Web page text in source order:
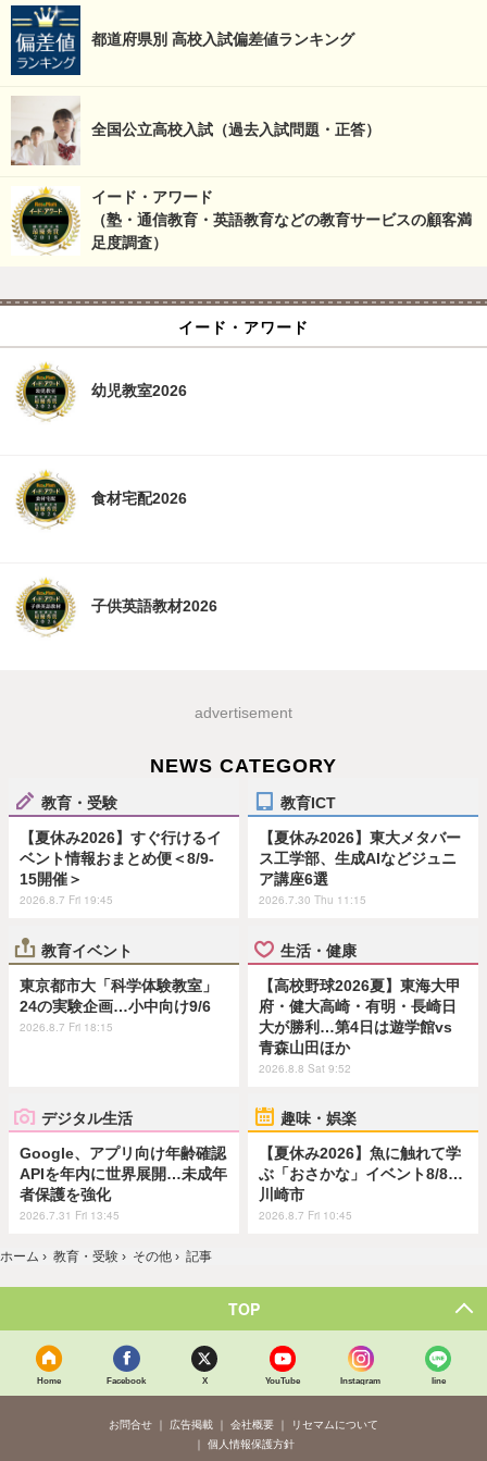
都道府県別 高校入試偏差値ランキング
全国公立高校入試（過去入試問題・正答）
イード・アワード
（塾・通信教育・英語教育などの教育サービスの顧客満
足度調査）
イード・アワード
幼児教室2026
食材宅配2026
子供英語教材2026
advertisement
NEWS CATEGORY
教育・受験
【夏休み2026】すぐ行けるイ
ベント情報おまとめ便＜8/9-
15開催＞
2026.8.7 Fri 19:45
教育ICT
【夏休み2026】東大メタバー
ス工学部、生成AIなどジュニ
ア講座6選
2026.7.30 Thu 11:15
教育イベント
東京都市大「科学体験教室」
24の実験企画…小中向け9/6
2026.8.7 Fri 18:15
生活・健康
【高校野球2026夏】東海大甲
府・健大高崎・有明・長崎日
大が勝利…第4日は遊学館vs
青森山田ほか
2026.8.8 Sat 9:52
デジタル生活
Google、アプリ向け年齢確認
APIを年内に世界展開…未成年
者保護を強化
2026.7.31 Fri 13:45
趣味・娯楽
【夏休み2026】魚に触れて学
ぶ「おさかな」イベント8/8…
川崎市
2026.8.7 Fri 10:45
ホーム › 教育・受験 › その他 › 記事
TOP
Home Facebook X YouTube Instagram line
お問合せ 広告掲載 会社概要
リセマムについて
個人情報保護方針